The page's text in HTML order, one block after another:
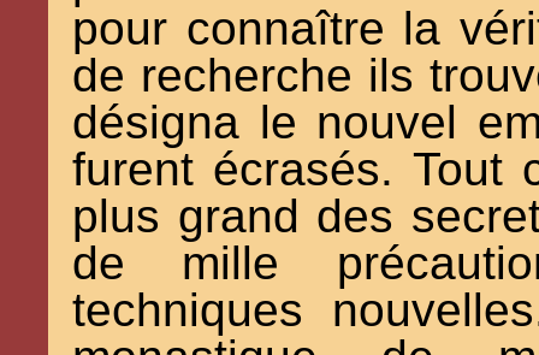
pour connaître la
de recherche ils
désigna le nouvel
furent écrasés. Tout
plus grand des
de mille
techniques